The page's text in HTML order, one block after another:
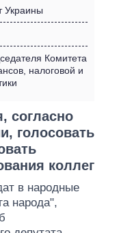
Украины
Комитета
налоговой и
согласно
голосовать
коллег
в народные
народа",